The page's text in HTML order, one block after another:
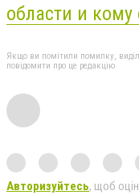
области и кому
Якщо ви помітили помилку,
повідомити про це редакцію
Авторизуйтесь, щоб